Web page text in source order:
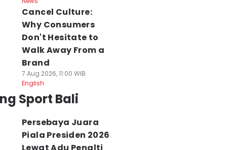
Cancel Culture:
Why Consumers
Don't Hesitate to
Walk Away From a
Brand
7 Aug 2026, 11:00 WIB
English
Sport Bali
Persebaya Juara
Piala Presiden 2026